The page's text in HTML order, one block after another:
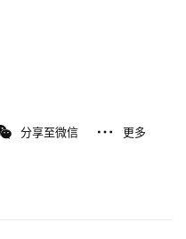
分享至微信 更多